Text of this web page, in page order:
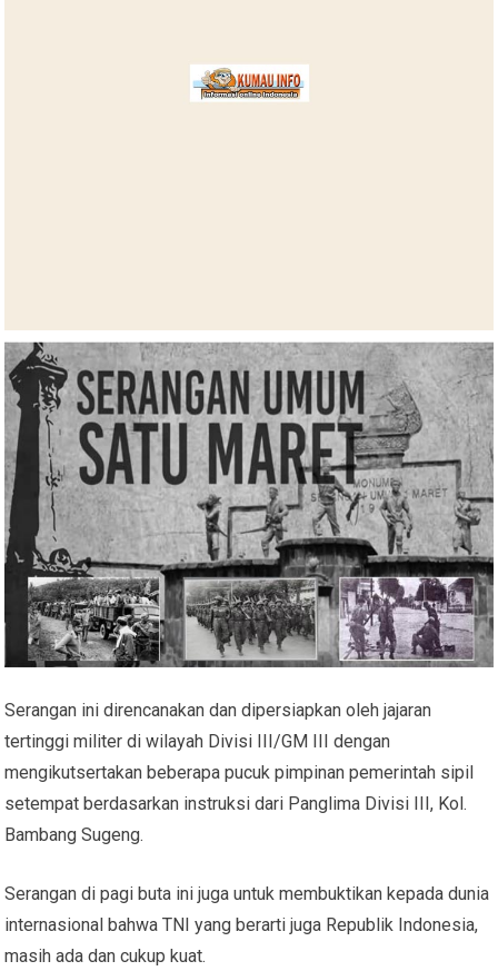
Serangan ini direncanakan dan dipersiapkan oleh jajaran
tertinggi militer di wilayah Divisi III/GM III dengan
mengikutsertakan beberapa pucuk pimpinan pemerintah sipil
setempat berdasarkan instruksi dari Panglima Divisi III, Kol.
Bambang Sugeng.
Serangan di pagi buta ini juga untuk membuktikan kepada dunia
internasional bahwa TNI yang berarti juga Republik Indonesia,
masih ada dan cukup kuat.